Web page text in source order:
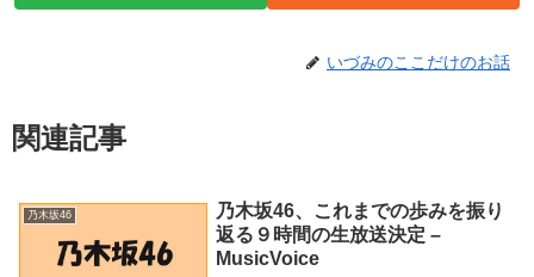
いづみのここだけのお話
関連記事
乃木坂46
乃木坂46、これまでの歩みを振り
返る９時間の生放送決定 –
MusicVoice